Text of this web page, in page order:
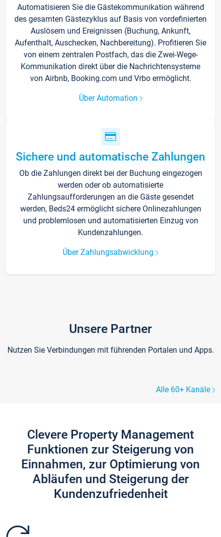
Automatisieren Sie die Gästekommunikation während
des gesamten Gästezyklus auf Basis von vordefinierten
Auslösern und Ereignissen (Buchung, Ankunft,
Aufenthalt, Auschecken, Nachbereitung). Profitieren Sie
von einem zentralen Postfach, das die Zwei-Wege-
Kommunikation direkt über die Nachrichtensysteme
von Airbnb, Booking.com und Vrbo ermöglicht.
Über Automation
Sichere und automatische Zahlungen
Ob die Zahlungen direkt bei der Buchung eingezogen
werden oder ob automatisierte
Zahlungsaufforderungen an die Gäste gesendet
werden, Beds24 ermöglicht sichere Onlinezahlungen
und problemlosen und automatisierten Einzug von
Kundenzahlungen.
Über Zahlungsabwicklung
Unsere Partner
Nutzen Sie Verbindungen mit führenden Portalen und Apps.
Alle 60+ Kanäle
Clevere Property Management
Funktionen zur Steigerung von
Einnahmen, zur Optimierung von
Abläufen und Steigerung der
Kundenzufriedenheit